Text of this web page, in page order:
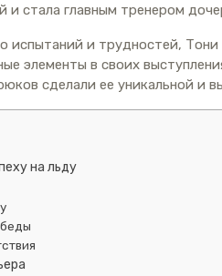
и стала главным тренером
испытаний и трудностей,
элементы в своих
сделали ее уникальной и
на льду